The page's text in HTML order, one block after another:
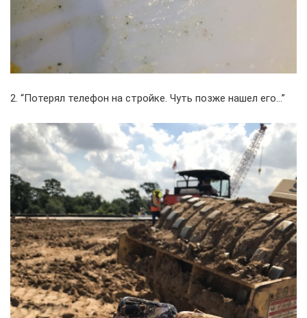
2. “Потерял телефон на стройке. Чуть позже нашел его…”